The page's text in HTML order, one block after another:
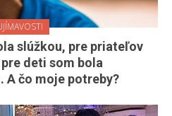
slúžkou, pre priateľov
deti som bola
A čo moje potreby?